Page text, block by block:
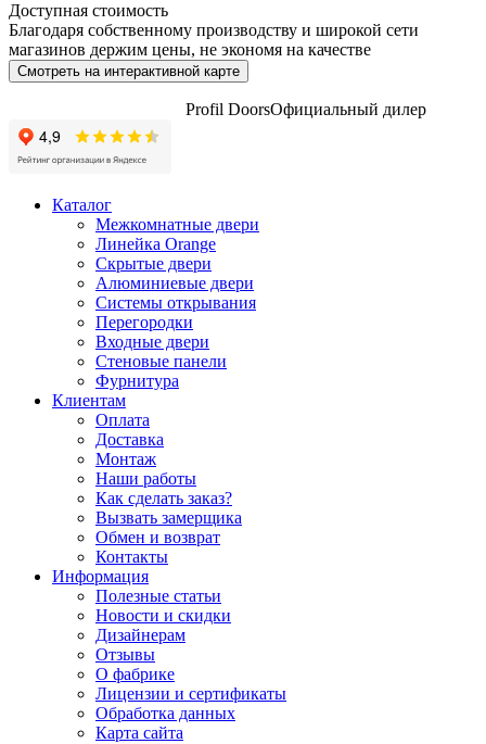
Доступная стоимость
Благодаря собственному производству и широкой сети
магазинов держим цены, не экономя на качестве
Смотреть на интерактивной карте
Profil DoorsОфициальный дилер
Каталог
Межкомнатные двери
Линейка Orange
Скрытые двери
Алюминиевые двери
Системы открывания
Перегородки
Входные двери
Стеновые панели
Фурнитура
Клиентам
Оплата
Доставка
Монтаж
Наши работы
Как сделать заказ?
Вызвать замерщика
Обмен и возврат
Контакты
Информация
Полезные статьи
Новости и скидки
Дизайнерам
Отзывы
О фабрике
Лицензии и сертификаты
Обработка данных
Карта сайта